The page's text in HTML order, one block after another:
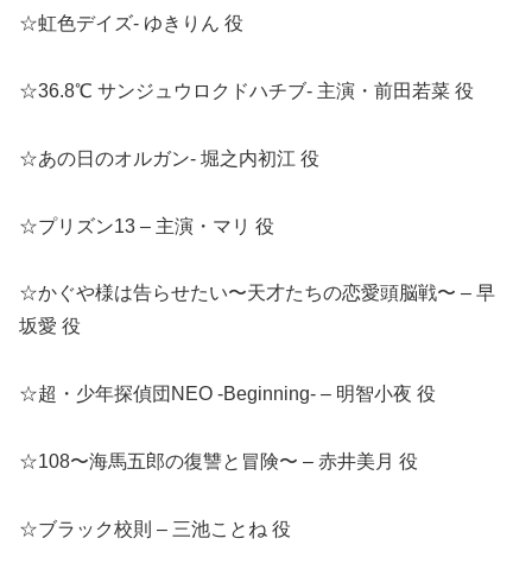
☆虹色デイズ- ゆきりん 役
☆36.8℃ サンジュウロクドハチブ- 主演・前田若菜 役
☆あの日のオルガン- 堀之内初江 役
☆プリズン13 – 主演・マリ 役
☆かぐや様は告らせたい〜天才たちの恋愛頭脳戦〜 – 早
坂愛 役
☆超・少年探偵団NEO -Beginning- – 明智小夜 役
☆108〜海馬五郎の復讐と冒険〜 – 赤井美月 役
☆ブラック校則 – 三池ことね 役